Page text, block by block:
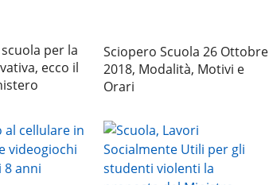
per la
ecco il
Sciopero Scuola 26 Ottobre
2018, Modalità, Motivi e
Orari